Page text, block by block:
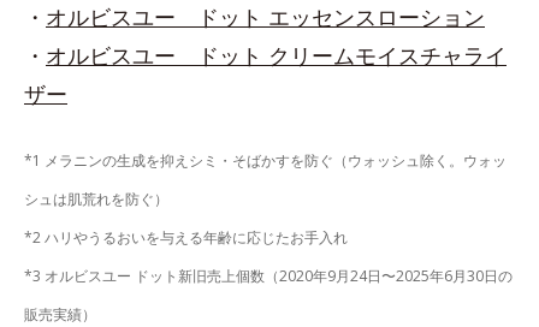
・ オルビスユー ドット エッセンスローション
・ オルビスユー ドット クリームモイスチャライ
ザー
*1 メラニンの生成を抑えシミ・そばかすを防ぐ（ウォッシュ除く。ウォッ
シュは肌荒れを防ぐ）
*2 ハリやうるおいを与える年齢に応じたお手入れ
*3 オルビスユー ドット新旧売上個数（2020年9月24日〜2025年6月30日の
販売実績）